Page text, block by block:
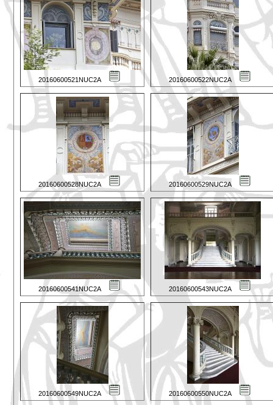
20160600521NUC2A 20160600522NUC2A
20160600528NUC2A 20160600529NUC2A
20160600541NUC2A 20160600543NUC2A
20160600549NUC2A 20160600550NUC2A